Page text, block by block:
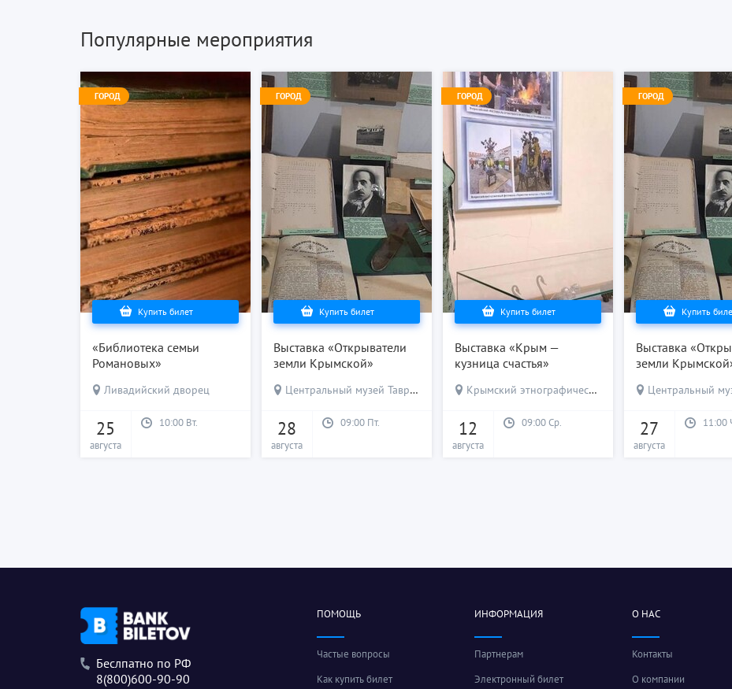
Популярные мероприятия
«Библиотека семьи
Романовых»
Ливадийский дворец
25
августа
10:00 Вт.
ГОРОД
Купить билет
Выставка «Открыватели
земли Крымской»
Центральный музей Тавриды
28
августа
09:00 Пт.
ГОРОД
Купить билет
Выставка «Крым —
кузница счастья»
Крымский этнографический музей
12
августа
09:00 Ср.
ГОРОД
Купить билет
Выставка
земли
Центральный
27
августа
11:00
ГОРОД
Купить
Беслпатно по РФ
8(800)600-90-90
ПОМОЩЬ
Частые вопросы
Как купить билет
ИНФОРМАЦИЯ
Партнерам
Электронный билет
О НАС
Контакты
О компании